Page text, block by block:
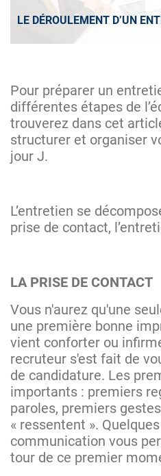
LE DÉROULEMENT D’UN
Pour préparer un
différentes étapes de
trouverez dans cet
structurer et organiser
jour J.
L’entretien se
prise de contact,
LA PRISE DE CONTACT
Vous n'aurez qu'une
une première bonne
vient conforter ou
recruteur s'est fait de
de candidature. Les
importants : premiers
paroles, premiers
« ressentent ».
communication vous
tour de ce premier